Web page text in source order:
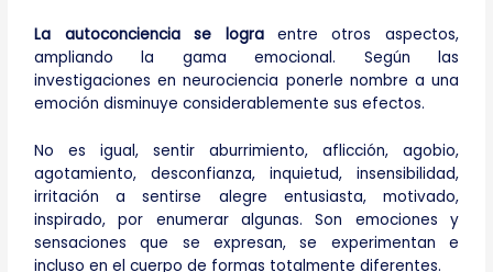
La autoconciencia se lograentre otros aspectos,
ampliando la gama emocional. Según las
investigaciones en neurociencia ponerle nombre a una
emoción disminuye considerablemente sus efectos.
No es igual, sentir aburrimiento, aflicción, agobio,
agotamiento, desconfianza, inquietud, insensibilidad,
irritación a sentirse alegre entusiasta, motivado,
inspirado, por enumerar algunas. Son emociones y
sensaciones que se expresan, se experimentan e
incluso en el cuerpo de formas totalmente diferentes.